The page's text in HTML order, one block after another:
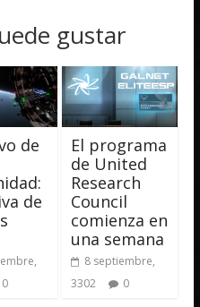
gustar
de
de
0
El programa
de United
Research
Council
comienza en
una semana
8 septiembre,
3302
0